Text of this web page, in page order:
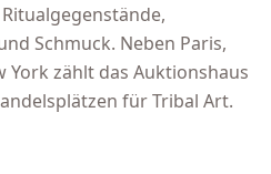
Schmuck. Neben Paris,
York zählt das Auktionshaus
für Tribal Art.